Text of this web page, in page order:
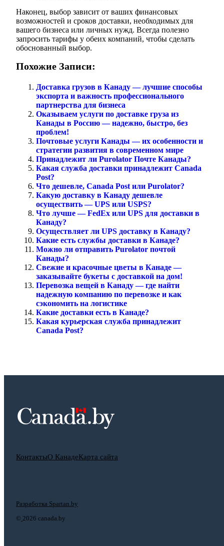
Наконец, выбор зависит от ваших финансовых
возможностей и сроков доставки, необходимых для
вашего бизнеса или личных нужд. Всегда полезно
запросить тарифы у обеих компаний, чтобы сделать
обоснованный выбор.
Похожие Записи:
Доставка грузов в Канаду — лучшие способы
экспорта и важность профессионального
партнерства для бизнеса
Оказываем услуги по доставке груза из
Канады в Россию — надежно, быстро, без
проблем!
Почтовые услуги Канады — их особенности и
стратегии развития в современном мире
Принадлежит ли Purolator Почте Канады?
Какая служба доставки принадлежит Canada
Post?
Что дешевле, Canada Post или Purolator?
Какую доставку в Канаду дешевле
осуществить — UPS или USPS?
Что лучше — FedEx или UPS для доставки в
Канаду?
Осуществляет ли UPS доставку в Канаду?
Какие есть службы доставки в Канаде?
Можно ли отправить Purolator почтой
Канады?
Свежие и красочные цветы в Канаде —
заказывайте букеты с доставкой на дом!
Перевозка вещей в Канаду — где найти
надежную компанию по перевозке и как
сэкономить на логистике
Какие доставки есть в Канаде?
Какая курьерская служба принадлежит
Canada Post?
КонтактыО КанадеКарта сайта
© 2026 canada.by
Разработка Spartan.by